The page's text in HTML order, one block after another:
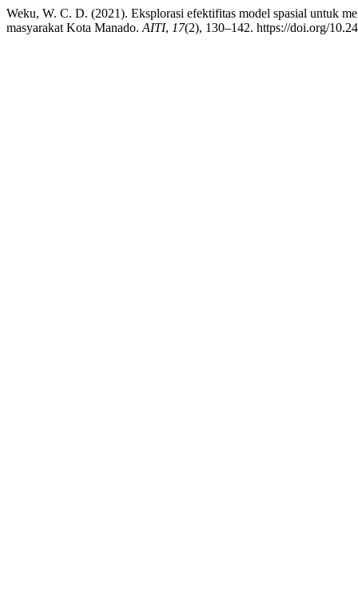
Weku, W. C. D. (2021). Eksplorasi efektifitas model spasial untuk
masyarakat Kota Manado. AITI, 17(2), 130–142. https://doi.org/